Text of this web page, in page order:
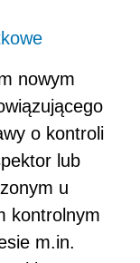
nowym
o kontroli
lub
u
kontrolnym
m.in.